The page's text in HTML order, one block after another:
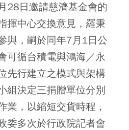
28日邀請慈濟基金會的
揮中心交換意見，羅秉
與，嗣於同年7月1日公
可循台積電與鴻海／永
先行建立之模式與架構
組決定三捐贈單位分別
業，以縮短交貨時程，
委多次於行政院記者會